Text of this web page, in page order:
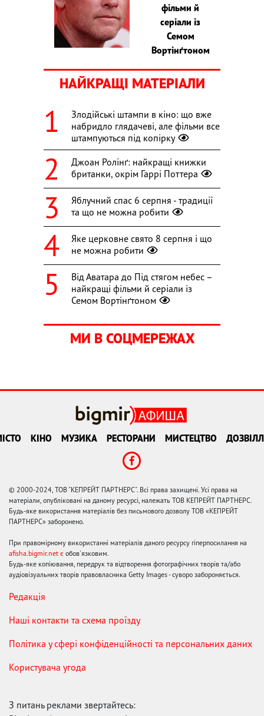
фільми й
серіали із
Семом
Вортінґтоном
НАЙКРАЩІ МАТЕРІАЛИ
Злодійські штампи в кіно: що вже
набридло глядачеві, але фільми все
штампуються під копірку
Джоан Ролінґ: найкращі книжки
британки, окрім Гаррі Поттера
Яблучний спас 6 серпня - традиції
та що не можна робити
Яке церковне свято 8 серпня і що
не можна робити
Від Аватара до Під стягом небес –
найкращі фільми й серіали із
Семом Вортінґтоном
МИ В СОЦМЕРЕЖАХ
КІНО МУЗИКА РЕСТОРАНИ МИСТЕЦТВО
© 2000-2024, ТОВ "КЕПРЕЙТ ПАРТНЕРС". Всі права захищені. Усі права на
матеріали, опубліковані на даному ресурсі, належать ТОВ КЕПРЕЙТ ПАРТНЕРС.
Будь-яке використання матеріалів без письмового дозволу ТОВ «КЕПРЕЙТ
ПАРТНЕРС» заборонено.
При правомірному використанні матеріалів даного ресурсу гіперпосилання на
afisha.bigmir.net є обов'язковим.
Будь-яке копіювання, передрук та відтворення фотографічних творів та/або
аудіовізуальних творів правовласника Getty Images - суворо забороняється.
Редакція
Наші контакти та схема проїзду
Політика у сфері конфіденційності та персональних даних
Користувача угода
З питань реклами звертайтесь: